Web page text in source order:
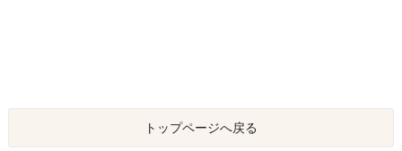
トップページへ戻る